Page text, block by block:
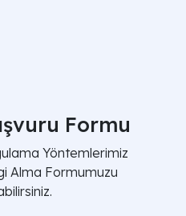
Formu
Yöntemlerimiz
Alma Formumuzu